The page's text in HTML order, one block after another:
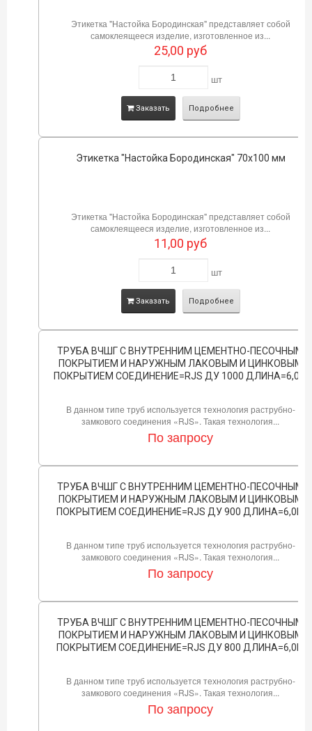
Этикетка "Настойка Бородинская" представляет собой
самоклеящееся изделие, изготовленное из...
25,00 руб
шт
Заказать Подробнее
Этикетка "Настойка Бородинская" 70х100 мм
Этикетка "Настойка Бородинская" представляет собой
самоклеящееся изделие, изготовленное из...
11,00 руб
шт
Заказать Подробнее
ТРУБА ВЧШГ С ВНУТРЕННИМ ЦЕМЕНТНО-ПЕСОЧНЫМ
ПОКРЫТИЕМ И НАРУЖНЫМ ЛАКОВЫМ И ЦИНКОВЫМ
ПОКРЫТИЕМ СОЕДИНЕНИЕ=RJS ДУ 1000 ДЛИНА=6,0М
В данном типе труб используется технология раструбно-
замкового соединения «RJS». Такая технология...
По запросу
ТРУБА ВЧШГ С ВНУТРЕННИМ ЦЕМЕНТНО-ПЕСОЧНЫМ
ПОКРЫТИЕМ И НАРУЖНЫМ ЛАКОВЫМ И ЦИНКОВЫМ
ПОКРЫТИЕМ СОЕДИНЕНИЕ=RJS ДУ 900 ДЛИНА=6,0М
В данном типе труб используется технология раструбно-
замкового соединения «RJS». Такая технология...
По запросу
ТРУБА ВЧШГ С ВНУТРЕННИМ ЦЕМЕНТНО-ПЕСОЧНЫМ
ПОКРЫТИЕМ И НАРУЖНЫМ ЛАКОВЫМ И ЦИНКОВЫМ
ПОКРЫТИЕМ СОЕДИНЕНИЕ=RJS ДУ 800 ДЛИНА=6,0М
В данном типе труб используется технология раструбно-
замкового соединения «RJS». Такая технология...
По запросу